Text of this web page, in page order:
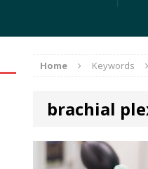
Home Keywords
brachial